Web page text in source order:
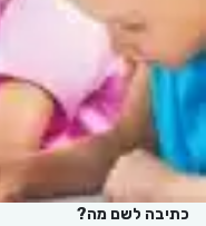
כתיבה לשם מה?